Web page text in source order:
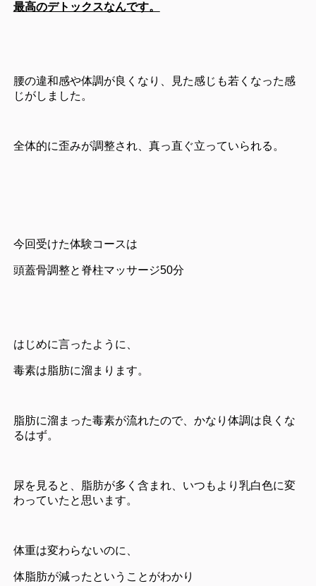
最高のデトックスなんです。
腰の違和感や体調が良くなり、見た感じも若くなった感
じがしました。
全体的に歪みが調整され、真っ直ぐ立っていられる。
今回受けた体験コースは
頭蓋骨調整と脊柱マッサージ50分
はじめに言ったように、
毒素は脂肪に溜まります。
脂肪に溜まった毒素が流れたので、かなり体調は良くな
るはず。
尿を見ると、脂肪が多く含まれ、いつもより乳白色に変
わっていたと思います。
体重は変わらないのに、
体脂肪が減ったということがわかり